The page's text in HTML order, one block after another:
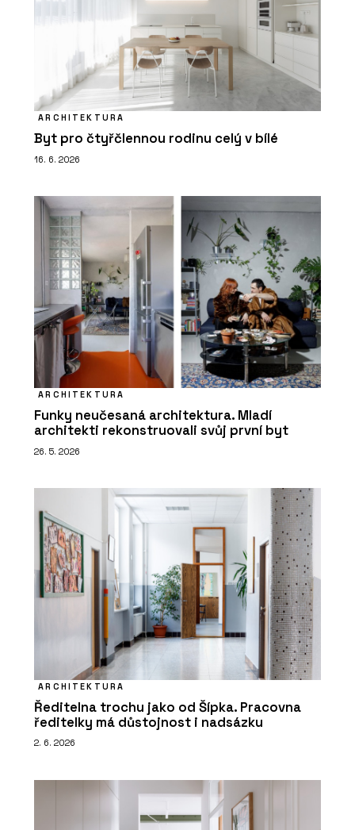
ARCHITEKTURA
Byt pro čtyřčlennou rodinu celý v bílé
16. 6. 2026
ARCHITEKTURA
Funky neučesaná architektura. Mladí
architekti rekonstruovali svůj první byt
26. 5. 2026
ARCHITEKTURA
Ředitelna trochu jako od Šípka. Pracovna
ředitelky má důstojnost i nadsázku
2. 6. 2026